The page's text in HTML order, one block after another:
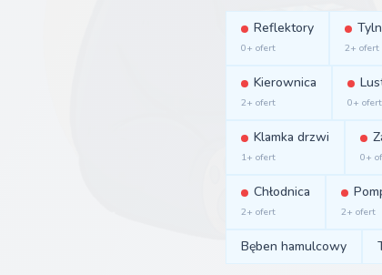
Reflektory
0+ ofert 2+ ofert
Kierownica
2+ ofert 0+ ofert
Klamka drzwi
1+ ofert 0+
Chłodnica
2+ ofert 2+ ofert
Bęben hamulcowy